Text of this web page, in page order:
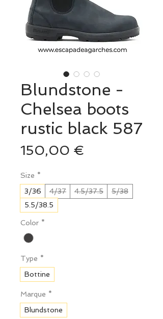
Blundstone -
Chelsea boots
rustic black 587
150,00 €
Size *
3/36
4/37 4.5/37.5
5/38
5.5/38.5
Color *
Type *
Bottine
Marque *
Blundstone